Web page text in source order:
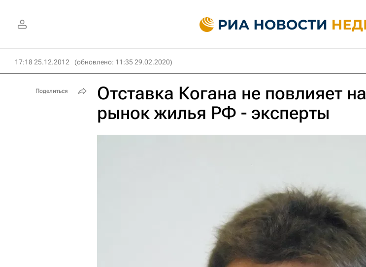
17:18 25.12.2012 (обновлено: 11:35 29.02.2020)
Отставка Когана не повлияет на
рынок жилья РФ - эксперты
Поделиться